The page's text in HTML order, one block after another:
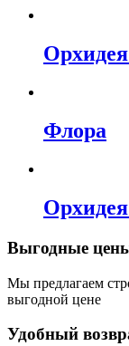
Флора
Выгодные
Мы предлагаем
выгодной цене
Удобный